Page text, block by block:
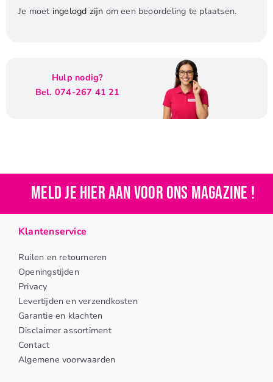
Je moet ingelogd zijn om een beoordeling te plaatsen.
Hulp nodig?
Bel. 074-267 41 21
Meld je hier aan voor ons magazine !
Klantenservice
Ruilen en retourneren
Openingstijden
Privacy
Levertijden en verzendkosten
Garantie en klachten
Disclaimer assortiment
Contact
Algemene voorwaarden